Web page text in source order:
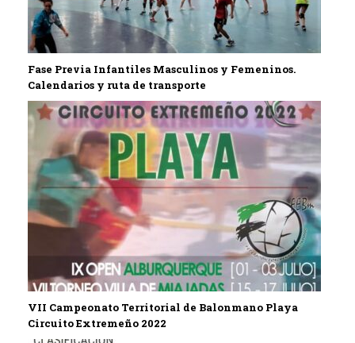
Fase Previa Infantiles Masculinos y Femeninos.
Calendarios y ruta de transporte
VII Campeonato Territorial de Balonmano Playa
Circuito Extremeño 2022